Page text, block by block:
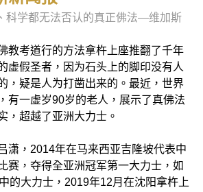
科学都无法否认的真正佛法—维加斯
教考道行的方法拿杵上座推翻了千年
虚假圣者，因为石头上的脚印没有人
，疑是人为打凿出来的。最近，世界
有一虚岁90岁的老人，展示了真佛法
，超越了亚洲大力士。
潇，2014年在马来西亚吉隆坡代表中
赛，夺得全亚洲冠军第一大力士，如
的大力士，2019年12月在沈阳拿杵上